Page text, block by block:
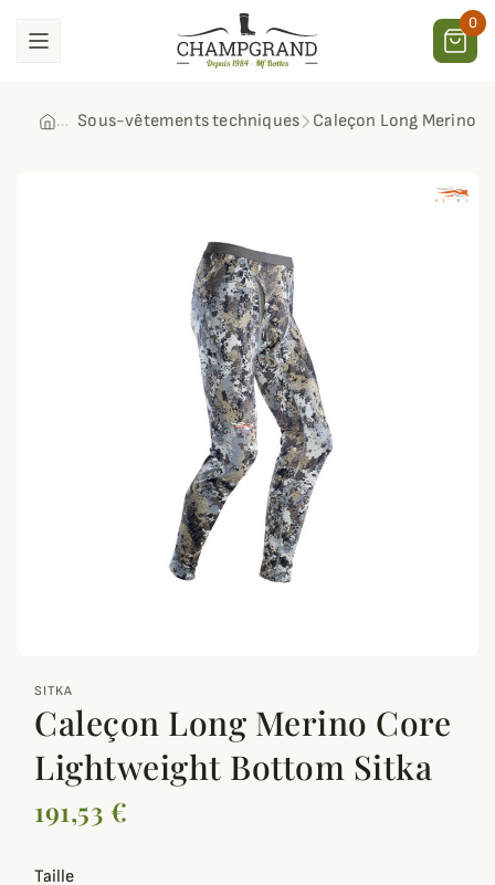
0
Sous-vêtements techniques Caleçon Long Merino
SITKA
Caleçon Long Merino Core
Lightweight Bottom Sitka
191,53 €
Taille